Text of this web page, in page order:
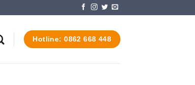
Hotline: 0862 668 448